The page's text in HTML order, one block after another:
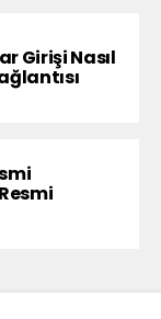
Girişi Nasıl